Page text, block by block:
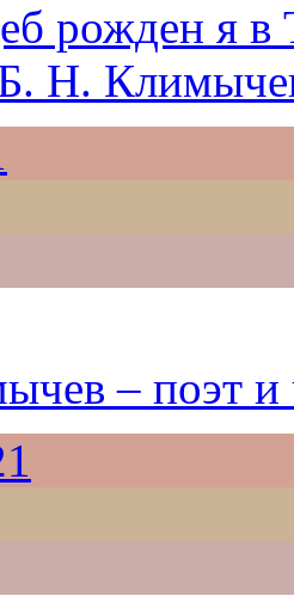
рожден я
Б. Н.
– поэт и